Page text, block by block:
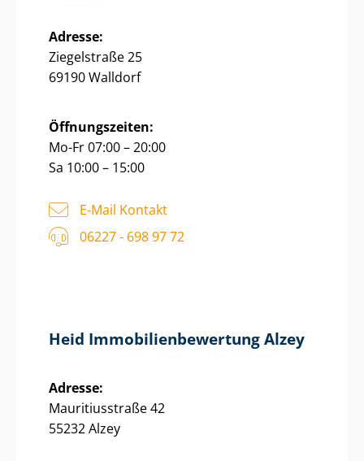
Adresse:
Ziegelstraße 25
69190 Walldorf
Öffnungszeiten:
Mo-Fr 07:00 – 20:00
Sa 10:00 – 15:00
E-Mail Kontakt
06227 - 698 97 72
Heid Im­mo­bi­li­en­be­wer­tung Alzey
Adresse:
Mauritiusstraße 42
55232 Alzey